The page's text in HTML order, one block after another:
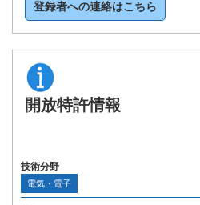
登録者への連絡はこちら
開放特許情報
技術分野
電気・電子